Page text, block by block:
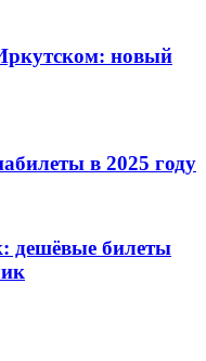
новый
в 2025 году
дешёвые билеты